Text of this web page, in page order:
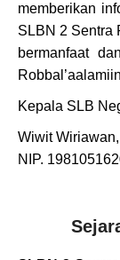
memberikan
SLBN 2 Sentra
bermanfaat
Kepala SLB
Wiwit
NIP.